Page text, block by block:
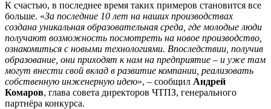
К счастью, в последнее время таких примеров становится все
больше. «За последние 10 лет на наших производствах
создана уникальная образовательная среда, где молодые люди
получают возможность посмотреть на новое производство,
ознакомиться с новыми технологиями. Впоследствии, получив
образование, они приходят к нам на предприятие – и уже там
могут внести свой вклад в развитие компании, реализовать
собственную инженерную идею», – сообщил Андрей
Комаров, глава совета директоров ЧТПЗ, генерального
партнёра конкурса.